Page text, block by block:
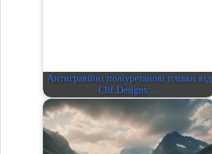
Антигравійні поліуретанові плівки від
Clif Designs:…